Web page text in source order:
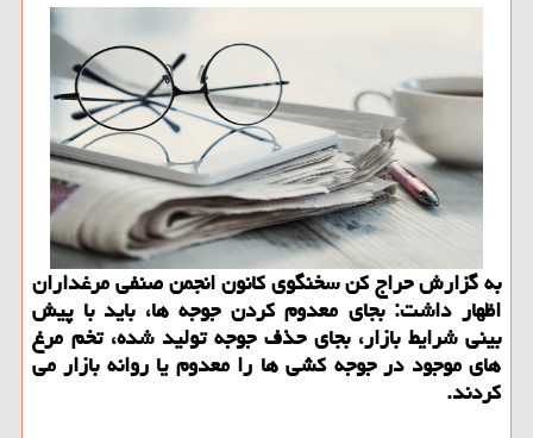
به گزارش حراج كن سخنگوی كانون انجمن صنفی مرغداران
اظهار داشت: بجای معدوم كردن جوجه ها، باید با پیش
بینی شرایط بازار، بجای حذف جوجه تولید شده، تخم مرغ
های موجود در جوجه كشی ها را معدوم یا روانه بازار می
كردند.